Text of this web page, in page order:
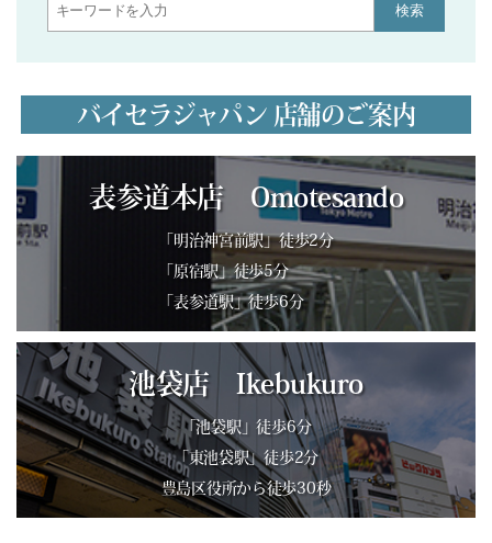
検索
バイセラジャパン 店舗のご案内
表参道本店 Omotesando
「明治神宮前駅」徒歩2分
「原宿駅」徒歩5分
「表参道駅」徒歩6分
池袋店 Ikebukuro
「池袋駅」徒歩6分
「東池袋駅」徒歩2分
豊島区役所から徒歩30秒